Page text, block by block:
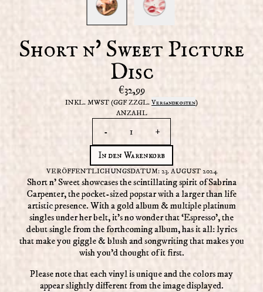
Short n' Sweet Picture
Disc
€32,99
INKL. MWST (GGF ZZGL. Versandkosten)
ANZAHL
- +
In den Warenkorb
VERÖFFENTLICHUNGSDATUM: 23. AUGUST 2024
Short n’ Sweet showcases the scintillating spirit of Sabrina
Carpenter, the pocket-sized popstar with a larger than life
artistic presence. With a gold album & multiple platinum
singles under her belt, it’s no wonder that ‘Espresso’, the
debut single from the forthcoming album, has it all: lyrics
that make you giggle & blush and songwriting that makes you
wish you’d thought of it first.
Please note that each vinyl is unique and the colors may
appear slightly different from the image displayed.